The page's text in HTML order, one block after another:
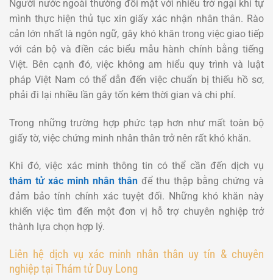
Người nước ngoài thường đối mặt với nhiều trở ngại khi tự
mình thực hiện thủ tục xin giấy xác nhận nhân thân. Rào
cản lớn nhất là ngôn ngữ, gây khó khăn trong việc giao tiếp
với cán bộ và điền các biểu mẫu hành chính bằng tiếng
Việt. Bên cạnh đó, việc không am hiểu quy trình và luật
pháp Việt Nam có thể dẫn đến việc chuẩn bị thiếu hồ sơ,
phải đi lại nhiều lần gây tốn kém thời gian và chi phí.
Trong những trường hợp phức tạp hơn như mất toàn bộ
giấy tờ, việc chứng minh nhân thân trở nên rất khó khăn.
Khi đó, việc xác minh thông tin có thể cần đến dịch vụ
thám tử xác minh nhân thân để thu thập bằng chứng và
đảm bảo tính chính xác tuyệt đối. Những khó khăn này
khiến việc tìm đến một đơn vị hỗ trợ chuyên nghiệp trở
thành lựa chọn hợp lý.
Liên hệ dịch vụ xác minh nhân thân uy tín & chuyên
nghiệp tại Thám tử Duy Long